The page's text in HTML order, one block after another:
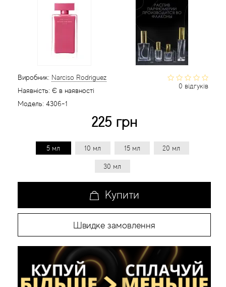
0 відгуків
Виробник: Narciso Rodriguez
Наявність: Є в наявності
Модель: 4306-1
225 грн
5 мл 10 мл 15 мл 20 мл
30 мл
Купити
Швидке замовлення